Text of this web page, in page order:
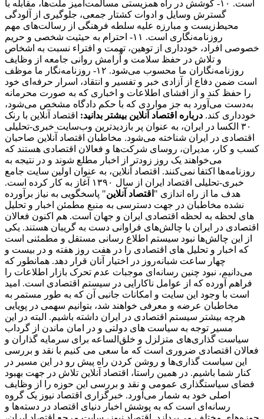
است. ۱۰- کوشش در راه همزیستی مسالمت‌آمیز ملت‌ها، مقابله با
گسترش وسایل و ادوات کشتار جمعی، جلوگیری از آلودگی
محیط‌زیست و مبارزه علیه سلطه فرهنگی از رسالت‌های مهم
روزنامه‌نگاری است. ۱۱- احترام به حیثیت شخصی و حریم
خصوصی افراد، خودداری از توهین، تهمت و افتراء نسبت به اشخاص
و تلاش در حفظ سلامت و آرامش روانی جامعه از وظایف
روزنامه‌نگاران ما محسوب می‌شود. ۱۲- روزنامه‌نگار ما موظف
است ضمن دفاع از آزادی خبر و تفسیر و انتقاد، اسرار حرفه‌ای خود
را حفظ کند و از افشای اطلاعات و اخباری که به صورت محرمانه
به‌دست می‌آورد به جز مواردی که با حکم دادگاه مشخص می‌شود،
خودداری کند. درباره اقتصاد آنلاین بیشتر بدانید: اقتصاد آنلاین با رنک
۳۰ الکسا در ایران، به عنوان پر بازدیدترین وب‌سایت خبری-تحلیلی
اقتصادی در ایران شناخته می‌شود. مخاطبان اقتصاد آنلاین صاحبان
کسب و کار، مدیران، روسای شرکت‌ها و فعالان اقتصادی هستند که
می‌خواهند یک روز زودتر از اخبار مطلع شوند و در نتیجه به
روزنامه‌ها اکتفا نمی‌کنند. اقتصاد آنلاین، به عنوان اولین سایت جامع
خبری-تحلیلی اقتصاد ایران از سال ۱۳۹۰ آغاز به کار کرده است.
هدف ما از راه اندازی " اقتصاد آنلاین" پاسخگویی به نیاز برآورده
نشده مخاطبان در جهت دسترسی به منبع مطمئن اخبار و تحلیل
های لحظه به لحظه اقتصادی ایران و جهان است. هم اکنون فعالان
اقتصادی در ایران با چالش‌های فراوانی دست به گریبان هستند. یکی
از این چالش‌ها نبود سیستم اطلاع رسانی مستقل و مطمئنی است
که اخبار و تحلیل های اقتصادی را در هفت روز هفته و در بیست و
چهار ساعت شبانه‌روز در اختیار آنان قرار دهد. همانطور که
می‌دانیم، نبود چنین رسانه‌ای موجبات عدم تحرک بازار اطلاعات را
فراهم آورده که از عوامل ناکارایی در سیستم اقتصادی است. امید
است با وجود این سایت و امکانات جانبی آن که به طور مستمر به
مخاطبان عرضه و معرفی خواهند شد، بتوانیم سهمی در پویایی
هرچه بیشتر سیستم اقتصادی در ایران داشته باشیم. البته در این
مسیر توجه به سیاست های دولتی و در امان ماندن از گرداب
سیاست گذاری‌های متزلزل و خلق‌الساعه برای سرمایه گذاران و
فعالان اقتصادی ضروری است که ما سعی می کنیم با نقد و بررسی
این سیاست گذاری‌ها و روشن کردن راه پیش رو در این مسیر در
کنار شما باشیم. در همین راستا، اقتصاد آنلاین تلاش در جهت بهبود
فضای سیاستگذاری عمومی و نقد و بررسی این حوزه را از وظایف
اصلی خود به شمار می‌آورد. خبرگزاری اقتصاد نیوز یک گروه
رسانه‌ای است که به پوشش اخبار دنیای اقتصاد در دسته‌ها و